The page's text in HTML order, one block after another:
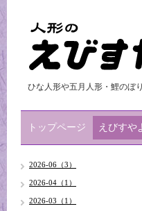
ひな人形や五月人形・鯉の
トップページ えびすや
2026-06（3）
2026-04（1）
2026-03（1）